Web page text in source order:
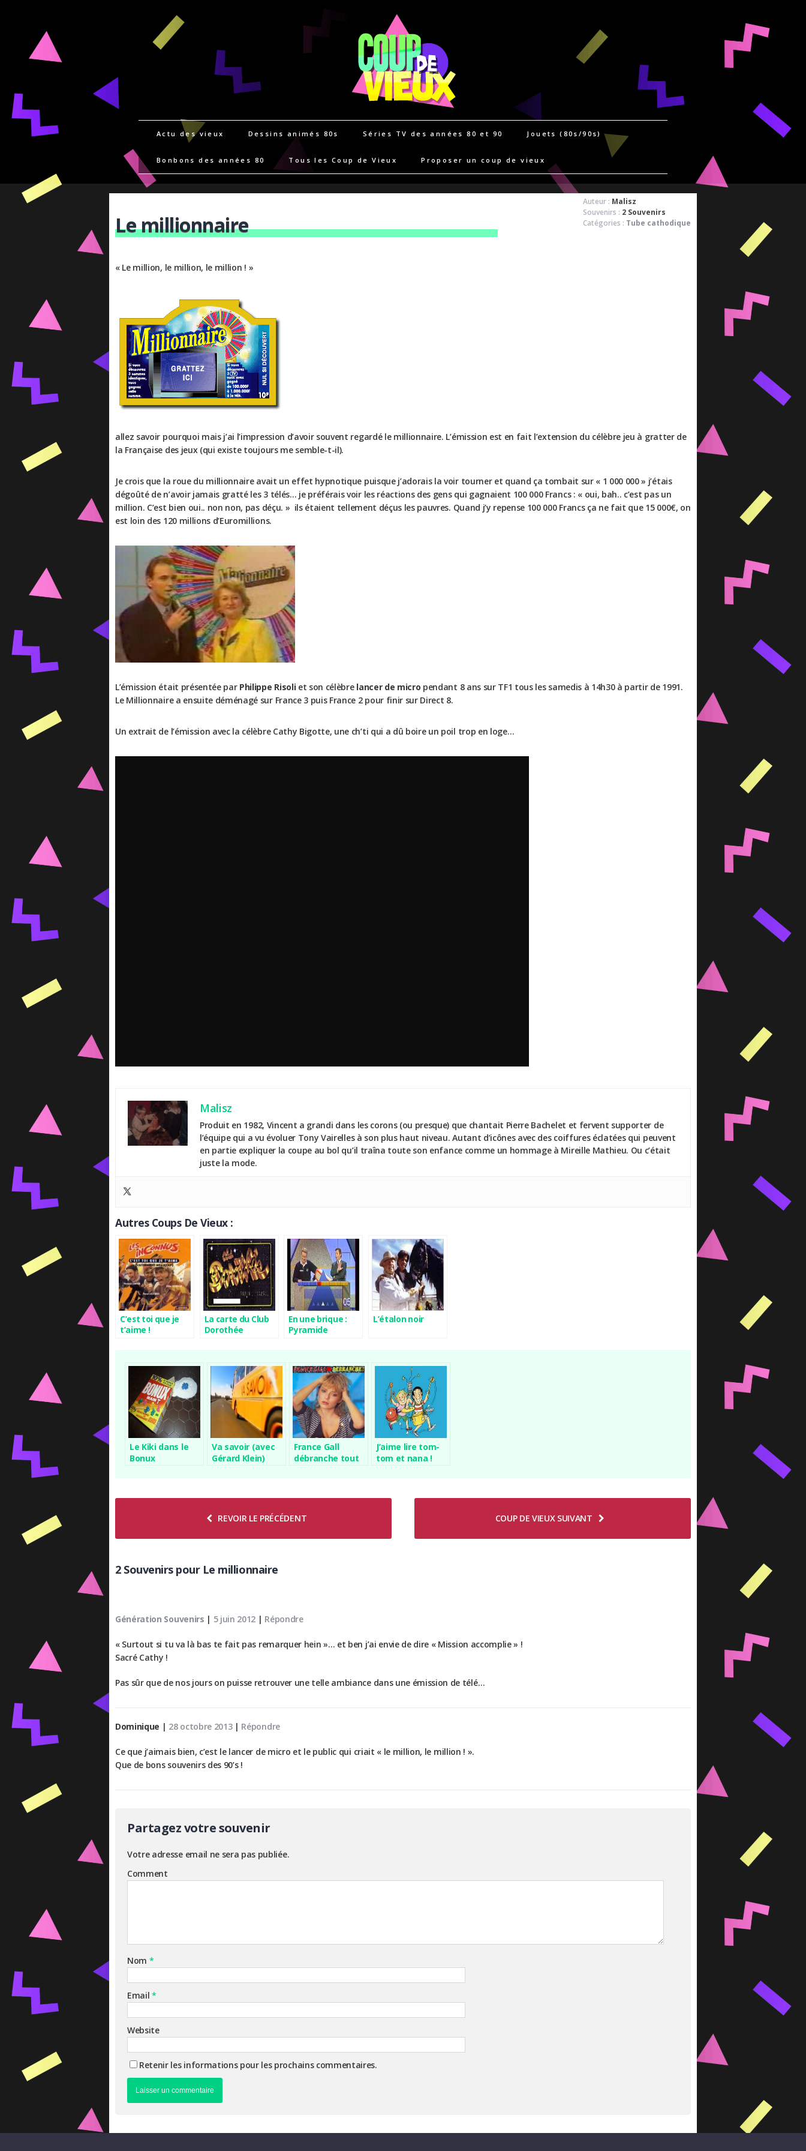
Actu des vieux Dessins animés 80s Séries TV des années 80 et 90 Jouets (80s/90s)
Bonbons des années 80 Tous les Coup de Vieux Proposer un coup de vieux
Le millionnaire
Auteur : Malisz
Souvenirs : 2 Souvenirs
Catégories : Tube cathodique
« Le million, le million, le million ! »
allez savoir pourquoi mais j’ai l’impression d’avoir souvent regardé le millionnaire. L’émission est en fait l’extension du célèbre jeu à gratter de
la Française des jeux (qui existe toujours me semble-t-il).
Je crois que la roue du millionnaire avait un effet hypnotique puisque j’adorais la voir tourner et quand ça tombait sur « 1 000 000 » j’étais
dégoûté de n’avoir jamais gratté les 3 télés… je préférais voir les réactions des gens qui gagnaient 100 000 Francs : « oui, bah.. c’est pas un
million. C’est bien oui.. non non, pas déçu. » ils étaient tellement déçus les pauvres. Quand j’y repense 100 000 Francs ça ne fait que 15 000€, on
est loin des 120 millions d’Euromillions.
L’émission était présentée par Philippe Risoliet son célèbre lancer de micro pendant 8 ans sur TF1 tous les samedis à 14h30 à partir de 1991.
Le Millionnaire a ensuite déménagé sur France 3 puis France 2 pour finir sur Direct 8.
Un extrait de l’émission avec la célèbre Cathy Bigotte, une ch’ti qui a dû boire un poil trop en loge…
Malisz
Produit en 1982, Vincent a grandi dans les corons (ou presque) que chantait Pierre Bachelet et fervent supporter de
l’équipe qui a vu évoluer Tony Vairelles à son plus haut niveau. Autant d’icônes avec des coiffures éclatées qui peuvent
en partie expliquer la coupe au bol qu’il traîna toute son enfance comme un hommage à Mireille Mathieu. Ou c’était
juste la mode.
Autres Coups De Vieux :
C’est toi que je
t’aime !
La carte du Club
Dorothée
En une brique :
Pyramide
L’étalon noir
Le Kiki dans le
Bonux
Va savoir (avec
Gérard Klein)
France Gall
débranche tout
J’aime lire tom-
tom et nana !
REVOIR LE PRÉCÉDENT COUP DE VIEUX SUIVANT
2 Souvenirs pour Le millionnaire
Génération Souvenirs | 5 juin 2012 | Répondre
« Surtout si tu va là bas te fait pas remarquer hein »… et ben j’ai envie de dire « Mission accomplie » !
Sacré Cathy !
Pas sûr que de nos jours on puisse retrouver une telle ambiance dans une émission de télé…
Dominique | 28 octobre 2013| Répondre
Ce que j’aimais bien, c’est le lancer de micro et le public qui criait « le million, le million ! ».
Que de bons souvenirs des 90’s !
Partagez votre souvenir
Votre adresse email ne sera pas publiée.
Comment
Nom *
Email*
Website
Retenir les informations pour les prochains commentaires.